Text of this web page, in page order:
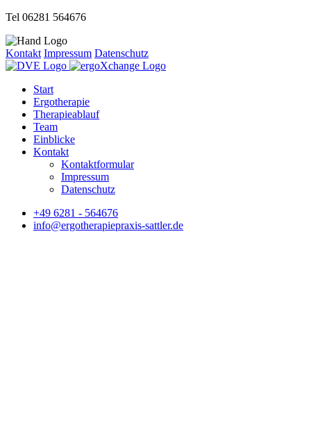
Tel 06281 564676
Kontakt Impressum Datenschutz
Start
Ergotherapie
Therapieablauf
Team
Einblicke
Kontakt
Kontaktformular
Impressum
Datenschutz
+49 6281 - 564676
info@ergotherapiepraxis-sattler.de